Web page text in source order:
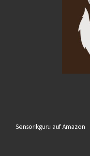
Sensorikguru auf Amazon